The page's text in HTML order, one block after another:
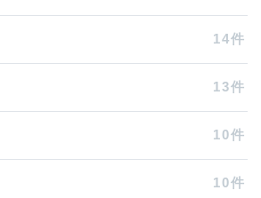
14件
13件
10件
10件